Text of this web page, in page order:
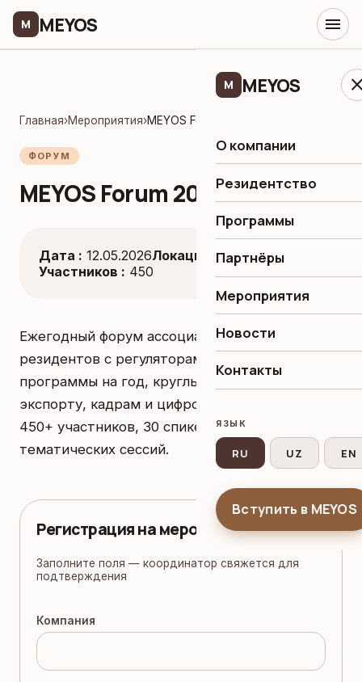
M MEYOS menu
M MEYOS
О компании
Резидентство
Программы
Партнёры
Мероприятия
Новости
Контакты
ЯЗЫК
RU UZ EN
Вступить в MEYOS
Главная›Мероприятия›MEYOS Forum 2026
ФОРУМ
MEYOS Forum 2026
Дата : 12.05.2026Локация :Ташкент
Участников : 450
Ежегодный форум ассоциации: встреча
резидентов с регуляторами, презентация
программы на год, круглые столы по
экспорту, кадрам и цифровизации. Ожидаем
450+ участников, 30 спикеров, 12
тематических сессий.
Регистрация на мероприятие
Заполните поля — координатор свяжется для
подтверждения
Компания